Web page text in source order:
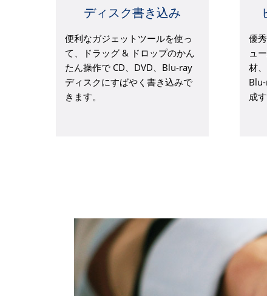
ディスク書き込み
便利なガジェットツールを使っ
て、ドラッグ & ドロップのかん
たん操作で CD、DVD、Blu-ray
ディスクにすばやく書き込みで
きます。
優
ュ
材
成